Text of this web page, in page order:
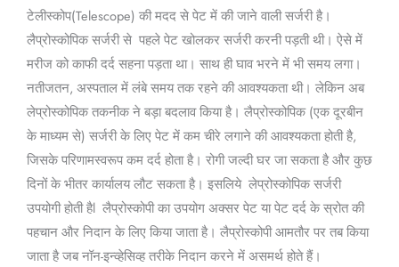
टेलीस्कोप(Telescope) की मदद से पेट में की जाने वाली सर्जरी है।
लैप्रोस्कोपिक सर्जरी से पहले पेट खोलकर सर्जरी करनी पड़ती थी। ऐसे में
मरीज को काफी दर्द सहना पड़ता था। साथ ही घाव भरने में भी समय लगा।
नतीजतन, अस्पताल में लंबे समय तक रहने की आवश्यकता थी। लेकिन अब
लेप्रोस्कोपिक तकनीक ने बड़ा बदलाव किया है। लैप्रोस्कोपिक (एक दूरबीन
के माध्यम से) सर्जरी के लिए पेट में कम चीरे लगाने की आवश्यकता होती है,
जिसके परिणामस्वरूप कम दर्द होता है। रोगी जल्दी घर जा सकता है और कुछ
दिनों के भीतर कार्यालय लौट सकता है। इसलिये लेप्रोस्कोपिक सर्जरी
उपयोगी होती हैl लैप्रोस्कोपी का उपयोग अक्सर पेट या पेट दर्द के स्रोत की
पहचान और निदान के लिए किया जाता है। लैप्रोस्कोपी आमतौर पर तब किया
जाता है जब नॉन-इन्व्हेसिव्ह तरीके निदान करने में असमर्थ होते हैं।
Surgery
in
Hindi)